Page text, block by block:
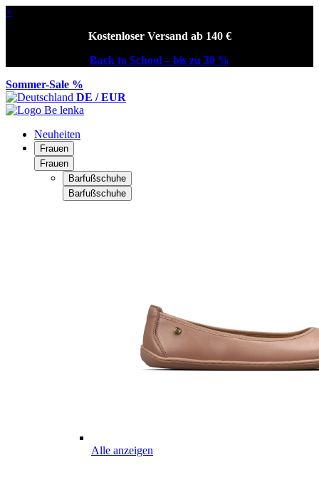
×
Kostenloser Versand ab 140 €
Back to School – bis zu 30 %
Sommer-Sale %
DE / EUR
Neuheiten
Frauen
Frauen
Barfußschuhe
Barfußschuhe
Alle anzeigen